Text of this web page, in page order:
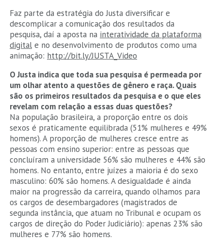
Faz parte da estratégia do Justa diversificar e
descomplicar a comunicação dos resultados da
pesquisa, daí a aposta na interatividade da plataforma
digital e no desenvolvimento de produtos como uma
animação: http://bit.ly/JUSTA_Video
O Justa indica que toda sua pesquisa é permeada por
um olhar atento a questões de gênero e raça. Quais
são os primeiros resultados da pesquisa e o que eles
revelam com relação a essas duas questões?
Na população brasileira, a proporção entre os dois
sexos é praticamente equilibrada (51% mulheres e 49%
homens). A proporção de mulheres cresce entre as
pessoas com ensino superior: entre as pessoas que
concluíram a universidade 56% são mulheres e 44% são
homens. No entanto, entre juízes a maioria é do sexo
masculino: 60% são homens. A desigualdade é ainda
maior na progressão da carreira, quando olhamos para
os cargos de desembargadores (magistrados de
segunda instância, que atuam no Tribunal e ocupam os
cargos de direção do Poder Judiciário): apenas 23% são
mulheres e 77% são homens.